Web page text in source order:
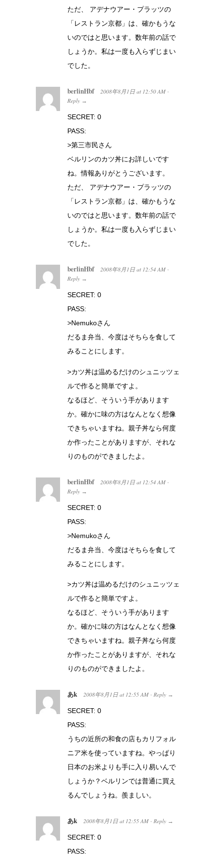
ただ、 アデナウアー・プラッツの
「レストラン京都」は、確かもうな
いのではと思います。数年前の話で
しょうか。私は一度も入らずじまい
でした。
berlinHbf 2008年8月1日 at 12:50 AM ·
Reply →
SECRET: 0
PASS:
>第三市民さん
ベルリンのカツ丼にお詳しいです
ね。情報ありがとうございます。
ただ、 アデナウアー・プラッツの
「レストラン京都」は、確かもうな
いのではと思います。数年前の話で
しょうか。私は一度も入らずじまい
でした。
berlinHbf 2008年8月1日 at 12:54 AM ·
Reply →
SECRET: 0
PASS:
>Nemukoさん
だるま弁当、今度はそちらを食して
みることにします。
>カツ丼は温めるだけのシュニッツェ
ルで作ると簡単ですよ。
なるほど、そういう手があります
か。確かに味の方はなんとなく想像
できちゃいますね。親子丼なら何度
か作ったことがありますが、それな
りのものができましたよ。
berlinHbf 2008年8月1日 at 12:54 AM ·
Reply →
SECRET: 0
PASS:
>Nemukoさん
だるま弁当、今度はそちらを食して
みることにします。
>カツ丼は温めるだけのシュニッツェ
ルで作ると簡単ですよ。
なるほど、そういう手があります
か。確かに味の方はなんとなく想像
できちゃいますね。親子丼なら何度
か作ったことがありますが、それな
りのものができましたよ。
あk 2008年8月1日 at 12:55 AM · Reply →
SECRET: 0
PASS:
うちの近所の和食の店もカリフォル
ニア米を使っていますね。やっぱり
日本のお米よりも手に入り易いんで
しょうか？ベルリンでは普通に買え
るんでしょうね。羨ましい。
あk 2008年8月1日 at 12:55 AM · Reply →
SECRET: 0
PASS: